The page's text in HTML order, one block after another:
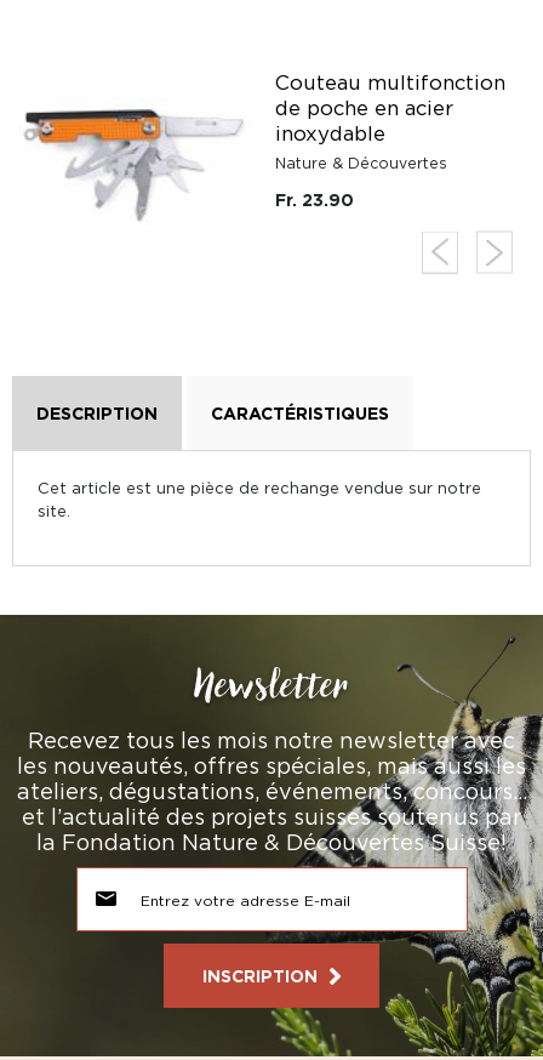
Couteau multifonction
de poche en acier
inoxydable
Nature & Découvertes
Fr. 23.90
DESCRIPTION CARACTÉRISTIQUES
Cet article est une pièce de rechange vendue sur notre
site.
Newsletter
Recevez tous les mois notre newsletter avec
les nouveautés, offres spéciales, mais aussi les
ateliers, dégustations, événements, concours…
et l’actualité des projets suisses soutenus par
la Fondation Nature & Découvertes Suisse!
INSCRIPTION